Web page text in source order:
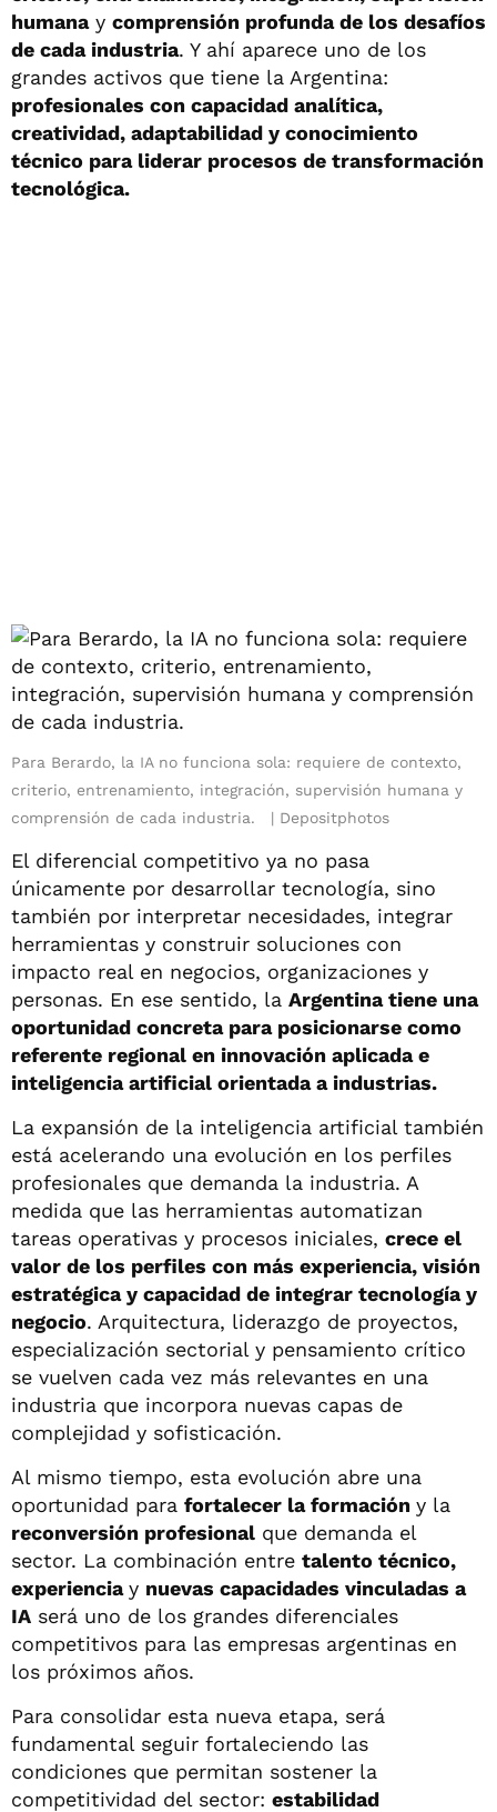
humanay comprensión profunda de los desafíos
de cada industria. Y ahí aparece uno de los
grandes activos que tiene la Argentina:
profesionales con capacidad analítica,
creatividad, adaptabilidad y conocimiento
técnico para liderar procesos de transformación
tecnológica.
Para Berardo, la IA no funciona sola: requiere de contexto,
criterio, entrenamiento, integración, supervisión humana y
comprensión de cada industria.
Depositphotos
El diferencial competitivo ya no pasa
únicamente por desarrollar tecnología, sino
también por interpretar necesidades, integrar
herramientas y construir soluciones con
impacto real en negocios, organizaciones y
personas. En ese sentido, la Argentina tiene una
oportunidad concreta para posicionarse como
referente regional en innovación aplicada e
inteligencia artificial orientada a industrias.
La expansión de la inteligencia artificial también
está acelerando una evolución en los perfiles
profesionales que demanda la industria. A
medida que las herramientas automatizan
tareas operativas y procesos iniciales, crece el
valor de los perfiles con más experiencia, visión
estratégica y capacidad de integrar tecnología y
negocio. Arquitectura, liderazgo de proyectos,
especialización sectorial y pensamiento crítico
se vuelven cada vez más relevantes en una
industria que incorpora nuevas capas de
complejidad y sofisticación.
Al mismo tiempo, esta evolución abre una
oportunidad para fortalecer la formación y la
reconversión profesional que demanda el
sector. La combinación entre talento técnico,
experienciay nuevas capacidades vinculadas a
IA será uno de los grandes diferenciales
competitivos para las empresas argentinas en
los próximos años.
Para consolidar esta nueva etapa, será
fundamental seguir fortaleciendo las
condiciones que permitan sostener la
competitividad del sector: estabilidad